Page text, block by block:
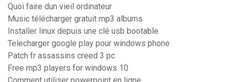
Quoi faire dun vieil ordinateur
Music télécharger gratuit mp3 albums
Installer linux depuis une clé usb bootable
Telecharger google play pour windows phone
Patch fr assassins creed 3 pc
Free mp3 players for windows 10